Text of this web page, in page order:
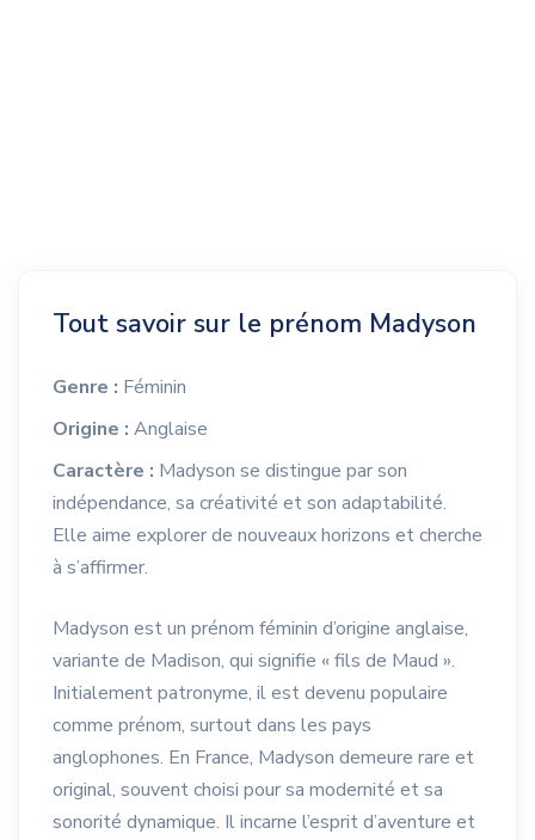
Tout savoir sur le prénom Madyson
Genre : Féminin
Origine : Anglaise
Caractère : Madyson se distingue par son
indépendance, sa créativité et son adaptabilité.
Elle aime explorer de nouveaux horizons et cherche
à s’affirmer.
Madyson est un prénom féminin d’origine anglaise,
variante de Madison, qui signifie « fils de Maud ».
Initialement patronyme, il est devenu populaire
comme prénom, surtout dans les pays
anglophones. En France, Madyson demeure rare et
original, souvent choisi pour sa modernité et sa
sonorité dynamique. Il incarne l’esprit d’aventure et